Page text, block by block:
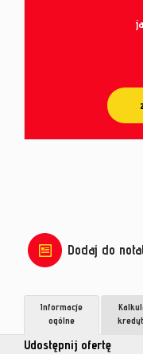
Dodaj do
Udostępnij ofertę
Informacje
ogólne